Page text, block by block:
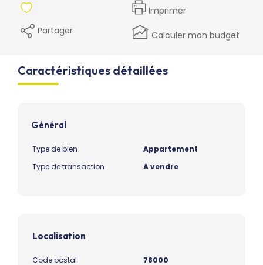
Imprimer
Partager
Calculer mon budget
Caractéristiques détaillées
Général
Type de bien
Appartement
Type de transaction
A vendre
Localisation
Code postal
78000